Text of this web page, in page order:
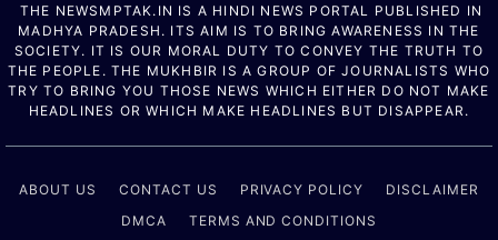
THE NEWSMPTAK.IN IS A HINDI NEWS PORTAL PUBLISHED IN
MADHYA PRADESH. ITS AIM IS TO BRING AWARENESS IN THE
SOCIETY. IT IS OUR MORAL DUTY TO CONVEY THE TRUTH TO
THE PEOPLE. THE MUKHBIR IS A GROUP OF JOURNALISTS WHO
TRY TO BRING YOU THOSE NEWS WHICH EITHER DO NOT MAKE
HEADLINES OR WHICH MAKE HEADLINES BUT DISAPPEAR.
ABOUT US CONTACT US PRIVACY POLICY
DISCLAIMER
DMCA
TERMS AND CONDITIONS